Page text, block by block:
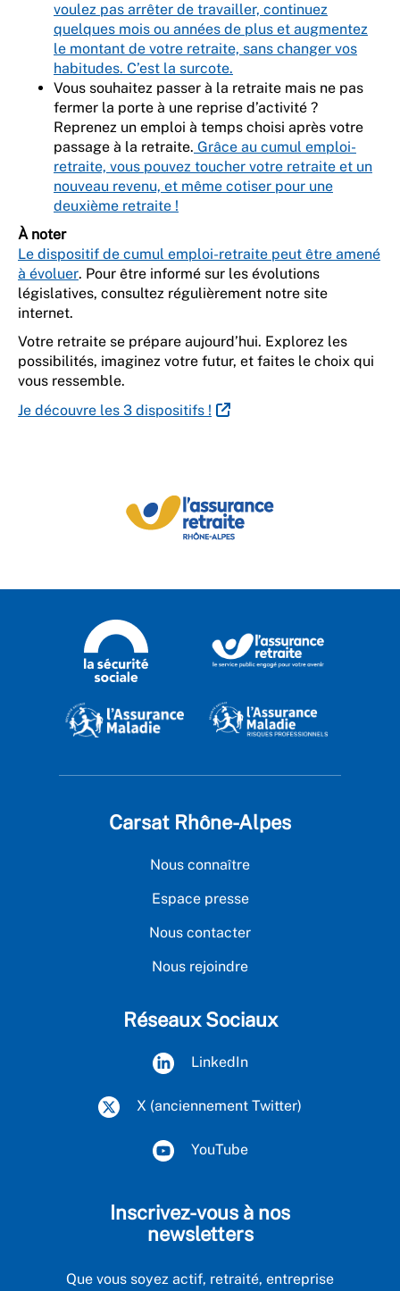
voulez pas arrêter de travailler, continuez
quelques mois ou années de plus et augmentez
le montant de votre retraite, sans changer vos
habitudes. C’est la surcote.
Vous souhaitez passer à la retraite mais ne pas
fermer la porte à une reprise d’activité ?
Reprenez un emploi à temps choisi après votre
passage à la retraite. Grâce au cumul emploi-
retraite, vous pouvez toucher votre retraite et un
nouveau revenu, et même cotiser pour une
deuxième retraite !
À noter
Le dispositif de cumul emploi-retraite peut être amené
à évoluer. Pour être informé sur les évolutions
législatives, consultez régulièrement notre site
internet.
Votre retraite se prépare aujourd’hui. Explorez les
possibilités, imaginez votre futur, et faites le choix qui
vous ressemble.
Je découvre les 3 dispositifs !
Carsat Rhône-Alpes
Nous connaître
Espace presse
Nous contacter
Nous rejoindre
Réseaux Sociaux
LinkedIn
X (anciennement Twitter)
YouTube
Inscrivez-vous à nos
newsletters
Que vous soyez actif, retraité, entreprise